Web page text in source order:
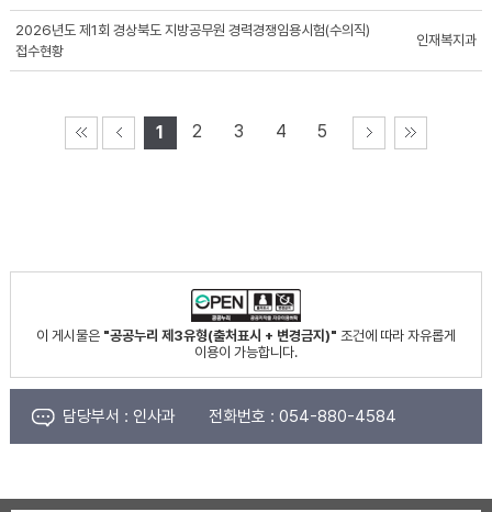
2026년도 제1회 경상북도 지방공무원 경력경쟁임용시험(수의직)
접수현황
인재복지과
1 2 3 4 5
이 게시물은 "공공누리 제3유형(출처표시 + 변경금지)" 조건에 따라 자유롭게
이용이 가능합니다.
담당부서 : 인사과 전화번호 : 054-880-4584